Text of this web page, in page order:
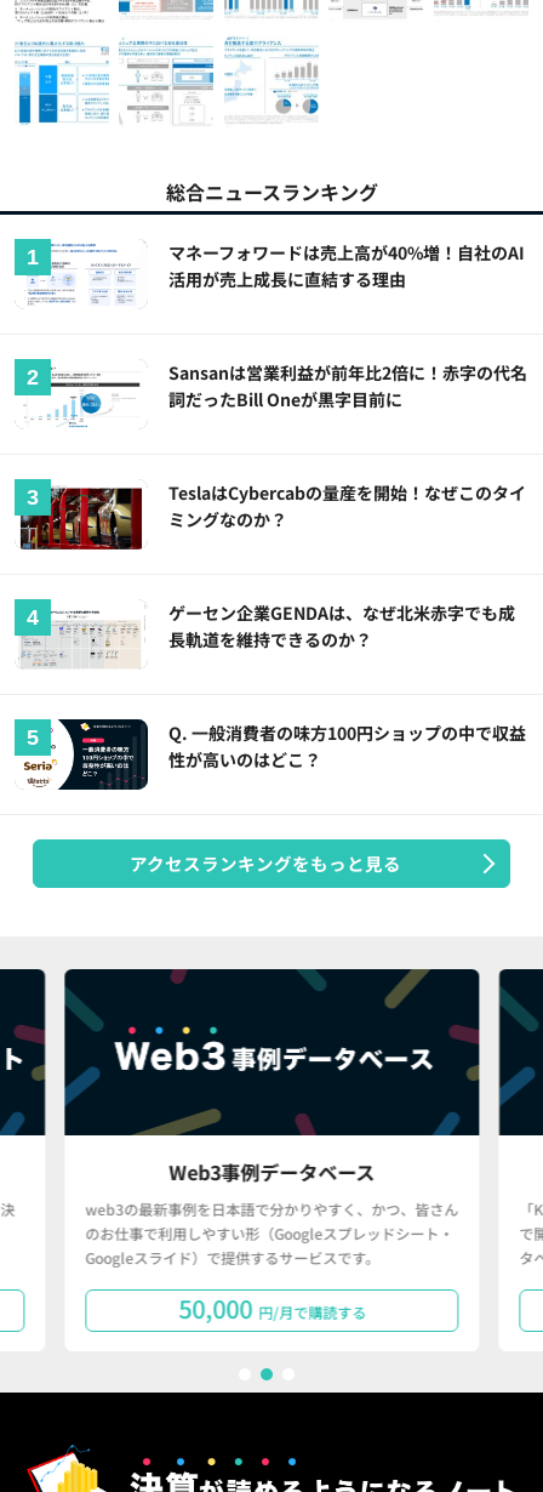
総合ニュースランキング
マネーフォワードは売上高が40%増！自社のAI
活用が売上成長に直結する理由
Sansanは営業利益が前年比2倍に！赤字の代名
詞だったBill Oneが黒字目前に
TeslaはCybercabの量産を開始！なぜこのタイ
ミングなのか？
ゲーセン企業GENDAは、なぜ北米赤字でも成
長軌道を維持できるのか？
Q. 一般消費者の味方100円ショップの中で収益
性が高いのはどこ？
アクセスランキングをもっと見る
Web3事例データベース
web3の最新事例を日本語で分かりやすく、かつ、皆さん
のお仕事で利用しやすい形（Googleスプレッドシート・
Googleスライド）で提供するサービスです。
50,000 円/月で購読する
で
タ